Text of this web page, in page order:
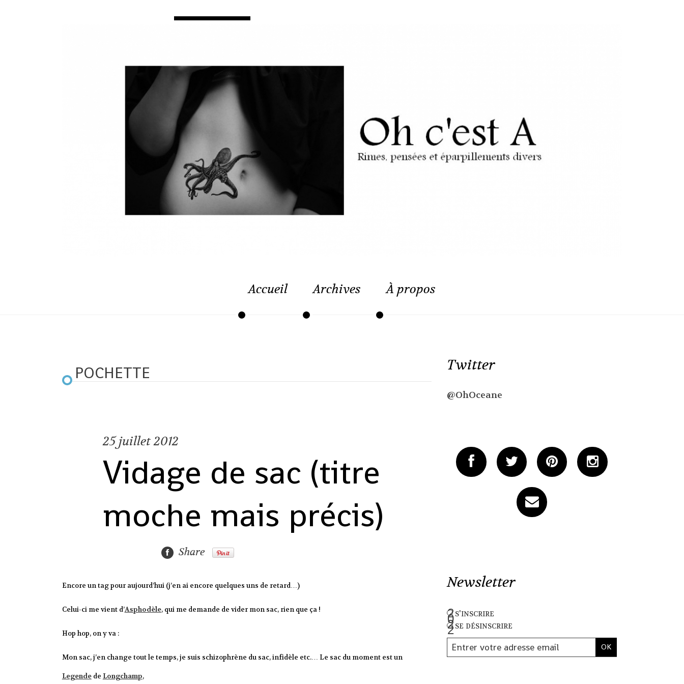
Accueil Archives À propos
POCHETTE
25 juillet 2012
Vidage de sac (titre
moche mais précis)
Share
Encore un tag pour aujourd’hui (j’en ai encore quelques uns de retard…)
Celui-ci me vient d’Asphodèle, qui me demande de vider mon sac, rien que ça !
Hop hop, on y va :
Mon sac, j’en change tout le temps, je suis schizophrène du sac, infidèle etc.… Le sac du moment est un
Legendede Longchamp,
Twitter
@OhOceane
Newsletter
s'inscrire
se désinscrire